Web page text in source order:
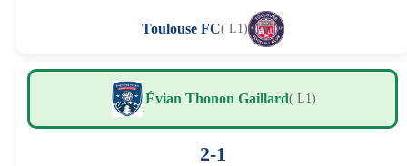
Toulouse FC( L1)
Évian Thonon Gaillard( L1)
2-1